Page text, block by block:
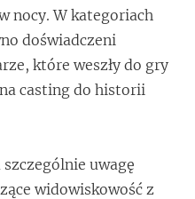
nocy. W kategoriach
doświadczeni
które weszły do gry
casting do historii
uwagę
widowiskowość z